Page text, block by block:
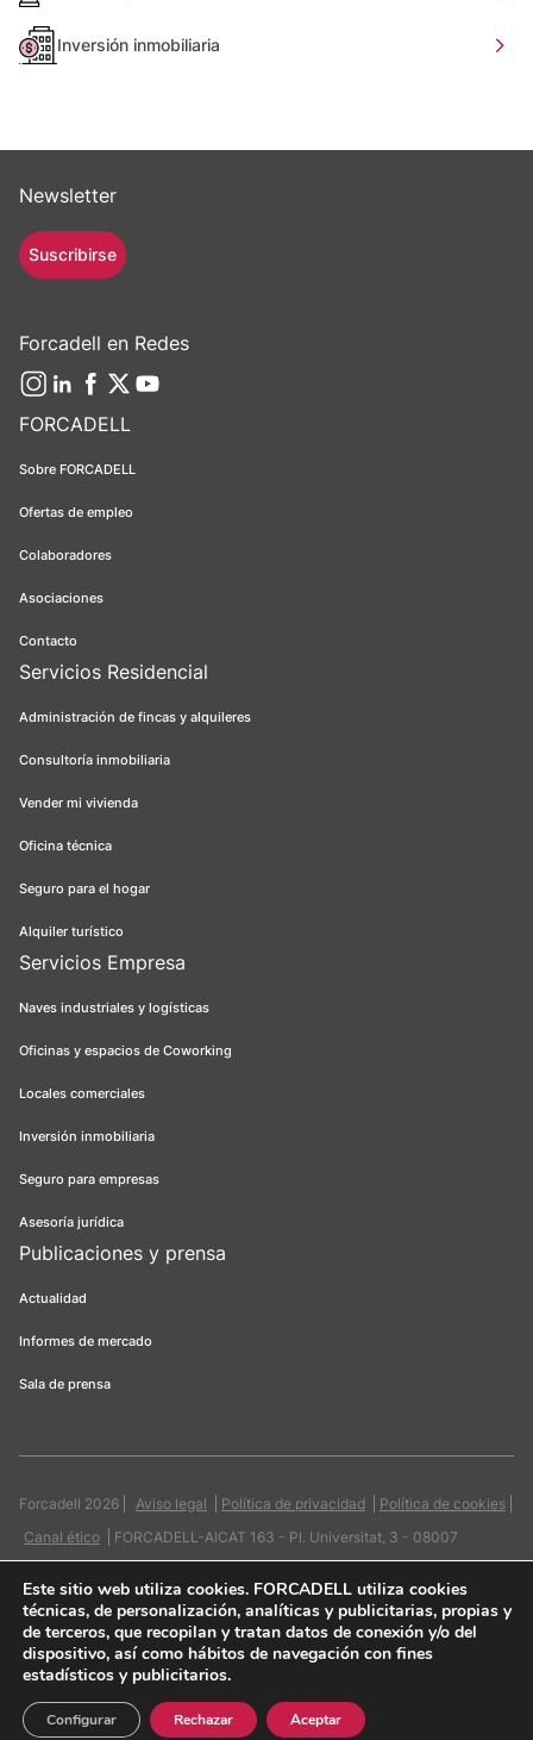
Inversión inmobiliaria
FORCADELL
Sobre FORCADELL
Ofertas de empleo
Colaboradores
Asociaciones
Contacto
Servicios Residencial
Administración de fincas y alquileres
Consultoría inmobiliaria
Vender mi vivienda
Oficina técnica
Seguro para el hogar
Alquiler turístico
Servicios Empresa
Naves industriales y logísticas
Oficinas y espacios de Coworking
Locales comerciales
Inversión inmobiliaria
Seguro para empresas
Asesoría jurídica
Publicaciones y prensa
Actualidad
Informes de mercado
Sala de prensa
Newsletter
Suscribirse
Forcadell en Redes
Forcadell 2026 Aviso legal Política de privacidad
Política de cookies
Canal ético
FORCADELL-AICAT 163 - Pl. Universitat, 3 - 08007
Quiero contactar
Este sitio web utiliza cookies. FORCADELL utiliza cookies
técnicas, de personalización, analíticas y publicitarias, propias y
de terceros, que recopilan y tratan datos de conexión y/o del
dispositivo, así como hábitos de navegación con fines
estadísticos y publicitarios.
Aceptar
Rechazar
Configurar